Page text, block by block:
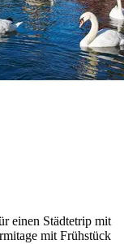
einen Städtetrip mit
mit Frühstück